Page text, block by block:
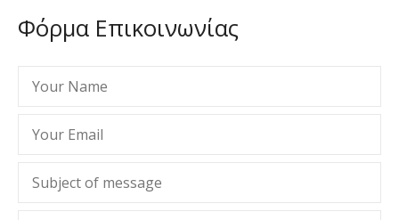
Φόρμα Επικοινωνίας